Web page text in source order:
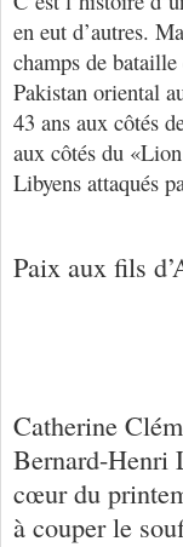
en eut d’autres.
champs de
Pakistan oriental
43 ans aux côtés
aux côtés du
Libyens attaqués
Paix aux fils
Catherine
Bernard-Henri
cœur du
à couper le